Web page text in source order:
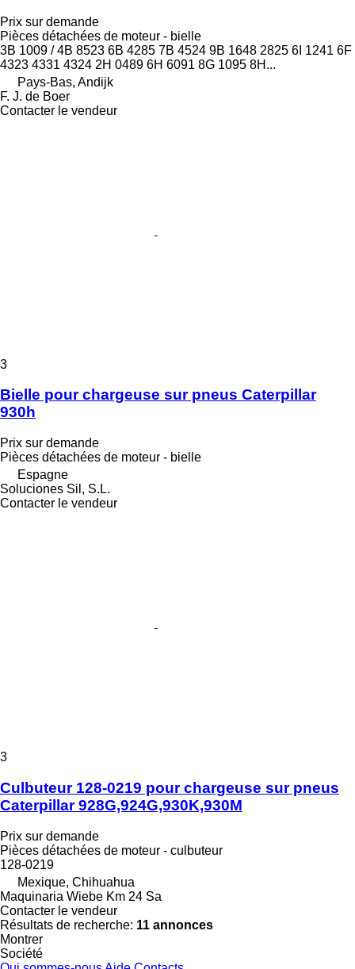
Prix sur demande
Pièces détachées de moteur - bielle
3B 1009 / 4B 8523 6B 4285 7B 4524 9B 1648 2825 6I 1241 6F
4323 4331 4324 2H 0489 6H 6091 8G 1095 8H...
Pays-Bas, Andijk
F. J. de Boer
Contacter le vendeur
3
Bielle pour chargeuse sur pneus Caterpillar
930h
Prix sur demande
Pièces détachées de moteur - bielle
Espagne
Soluciones Sil, S.L.
Contacter le vendeur
3
Culbuteur 128-0219 pour chargeuse sur pneus
Caterpillar 928G,924G,930K,930M
Prix sur demande
Pièces détachées de moteur - culbuteur
128-0219
Mexique, Chihuahua
Maquinaria Wiebe Km 24 Sa
Contacter le vendeur
Résultats de recherche: 11 annonces
Montrer
Société